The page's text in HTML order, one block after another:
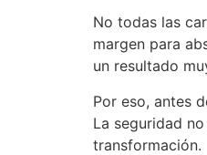
No todas las
margen para
un resultado
Por eso, antes
La seguridad
transformación.